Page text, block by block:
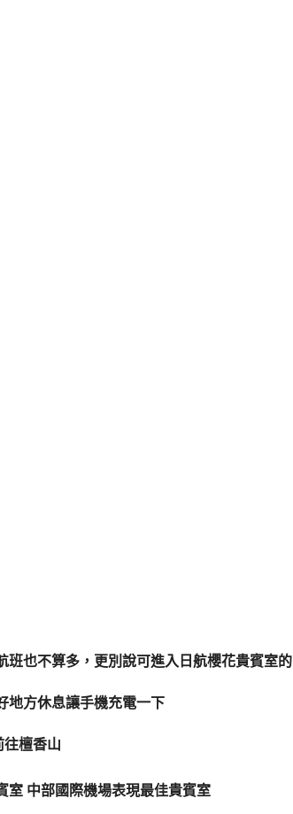
班也不算多，更別說可進入日航櫻花貴賓室的
地方休息讓手機充電一下
往檀香山